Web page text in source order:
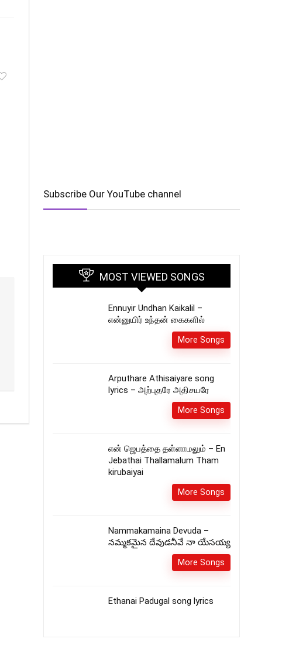
Subscribe Our YouTube channel
MOST VIEWED SONGS
Ennuyir Undhan Kaikalil –
என்னுயிர் உந்தன் கைகளில்
More Songs
Arputhare Athisaiyare song
lyrics – அற்புதரே அதிசயரே
More Songs
என் ஜெபத்தை தள்ளாமலும் – En
Jebathai Thallamalum Tham
kirubaiyai
More Songs
Nammakamaina Devuda –
నమ్మకమైన దేవుడనీవే నా యేసయ్య
More Songs
Ethanai Padugal song lyrics